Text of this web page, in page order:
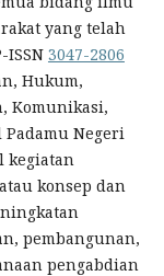
yang telah
ISSN 3047-2806
Hukum,
Komunikasi,
Padamu Negeri
kegiatan
konsep dan
pembangunan,
pengabdian